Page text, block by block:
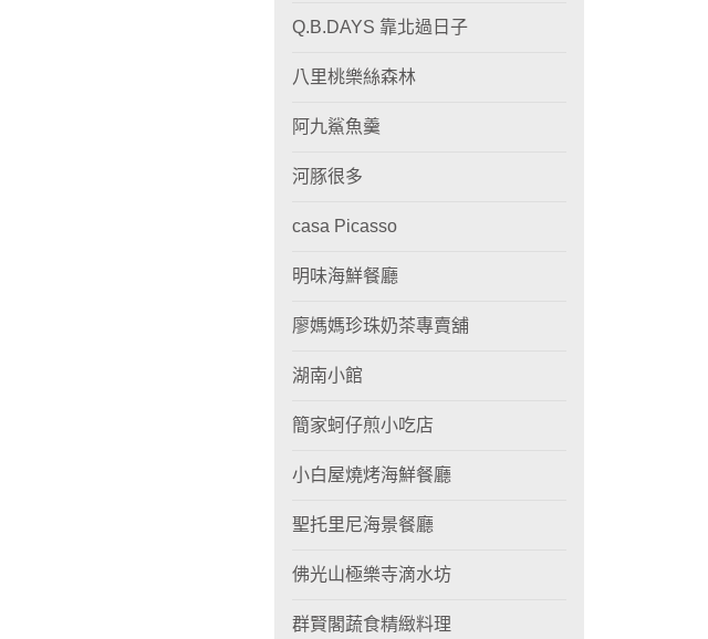
Q.B.DAYS 靠北過日子
八里桃樂絲森林
阿九鯊魚羹
河豚很多
casa Picasso
明味海鮮餐廳
廖媽媽珍珠奶茶專賣舖
湖南小館
簡家蚵仔煎小吃店
小白屋燒烤海鮮餐廳
聖托里尼海景餐廳
佛光山極樂寺滴水坊
群賢閣蔬食精緻料理